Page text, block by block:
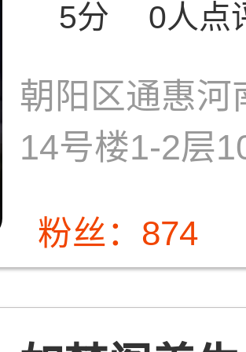
5分 0人点
朝阳区通惠河
14号楼1-2层
粉丝：874